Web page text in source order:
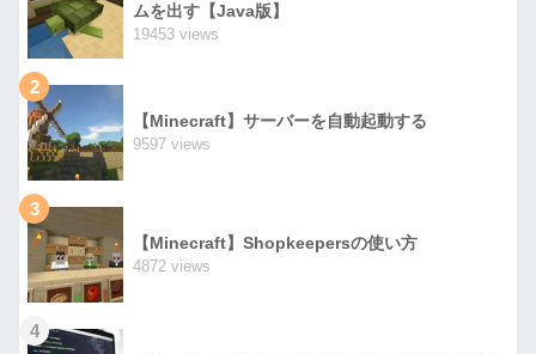
ムを出す【Java版】
19453 views
2
【Minecraft】サーバーを自動起動する
9597 views
3
【Minecraft】Shopkeepersの使い方
4872 views
4